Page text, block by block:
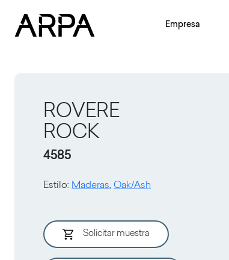
Empresa
ROVERE
ROCK
4585
Estilo: Maderas, Oak/Ash
Solicitar muestra